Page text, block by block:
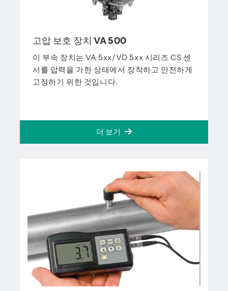
고압 보호 장치 VA 500
이 부속 장치는 VA 5xx/VD 5xx 시리즈 CS 센
서를 압력을 가한 상태에서 장착하고 안전하게
고정하기 위한 것입니다.
더 보기